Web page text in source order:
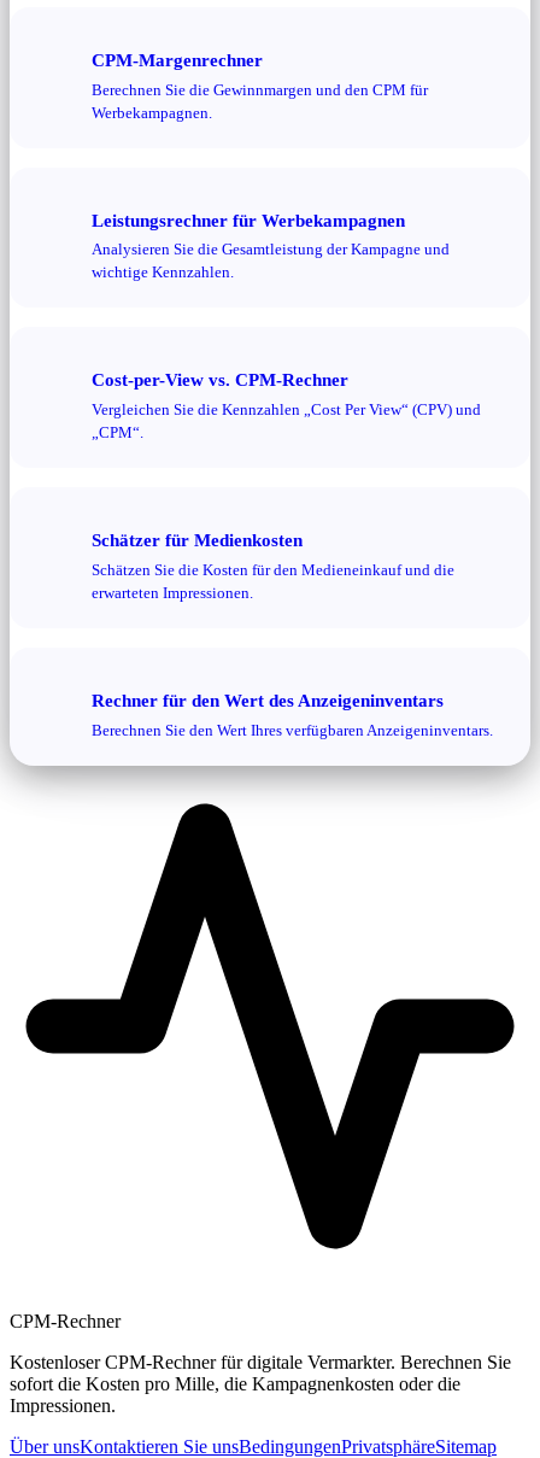
CPM-Margenrechner
Berechnen Sie die Gewinnmargen und den CPM für
Werbekampagnen.
Leistungsrechner für Werbekampagnen
Analysieren Sie die Gesamtleistung der Kampagne und
wichtige Kennzahlen.
Cost-per-View vs. CPM-Rechner
Vergleichen Sie die Kennzahlen „Cost Per View“ (CPV) und
„CPM“.
Schätzer für Medienkosten
Schätzen Sie die Kosten für den Medieneinkauf und die
erwarteten Impressionen.
Rechner für den Wert des Anzeigeninventars
Berechnen Sie den Wert Ihres verfügbaren Anzeigeninventars.
CPM-Rechner
Kostenloser CPM-Rechner für digitale Vermarkter. Berechnen Sie
sofort die Kosten pro Mille, die Kampagnenkosten oder die
Impressionen.
Über unsKontaktieren Sie unsBedingungenPrivatsphäreSitemap